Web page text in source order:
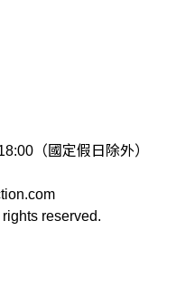
（國定假日除外）
reserved.